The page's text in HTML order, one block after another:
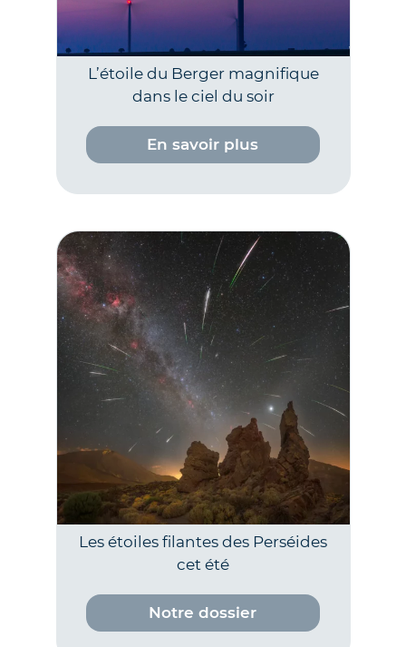
L’étoile du Berger magnifique
dans le ciel du soir
En savoir plus
Les étoiles filantes des Perséides
cet été
Notre dossier